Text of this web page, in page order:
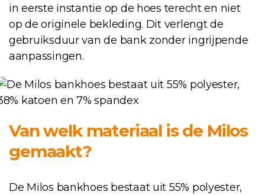
in eerste instantie op de hoes terecht en niet
op de originele bekleding. Dit verlengt de
gebruiksduur van de bank zonder ingrijpende
aanpassingen.
Van welk materiaal is de Milos
gemaakt?
De Milos bankhoes bestaat uit 55% polyester,